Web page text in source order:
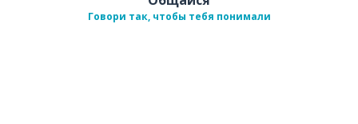
Говори так, чтобы тебя понимали